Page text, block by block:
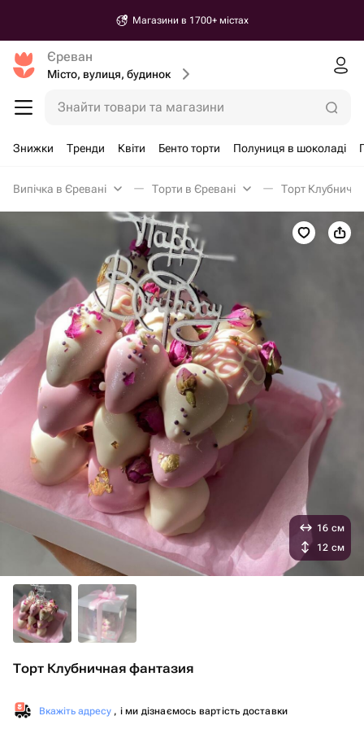
Магазини в 1700+ містах
Єреван
Місто, вулиця, будинок
Знайти товари та магазини
Знижки Тренди Квіти Бенто торти Полуниця в шоколаді
Випічка в Єревані Торти в Єревані Торт
Торт Клубничная фантазия
Вкажіть адресу , і ми дізнаємось вартість доставки
16 см
12 см